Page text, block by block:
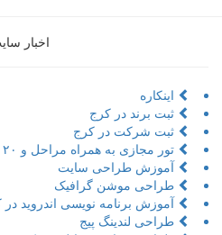
اخبار
اینکاره
ثبت برند در کرج
ثبت شرکت در کرج
تور مجازی به همراه مراحل و ۲۰ مزیت آن
آموزش طراحی سایت
طراحی موشن گرافیک
آموزش برنامه نویسی اندروید در
طراحی لندینگ پیج